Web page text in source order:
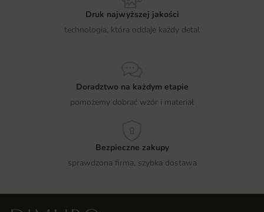
Druk najwyższej jakości
technologia, która oddaje każdy detal
Doradztwo na każdym etapie
pomożemy dobrać wzór i materiał
Bezpieczne zakupy
sprawdzona firma, szybka dostawa